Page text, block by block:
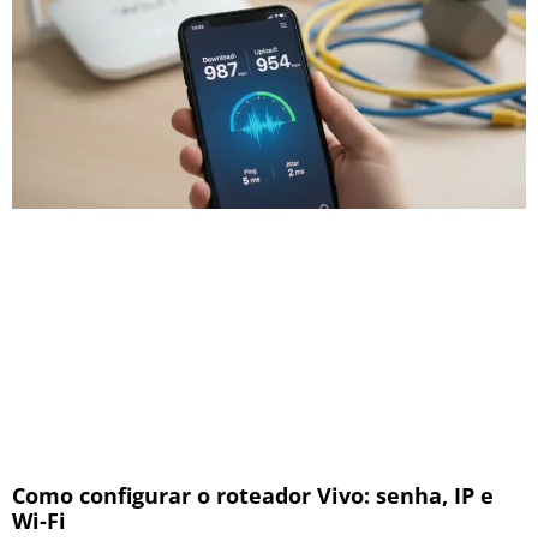
Como configurar o roteador Vivo: senha, IP e
Wi-Fi